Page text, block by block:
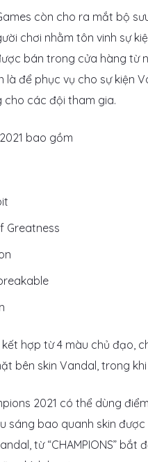
còn cho ra mắt bộ
chơi nhằm tôn vinh sự
bán trong cửa hàng từ
là để phục vụ cho sự kiện
cho các đội tham gia.
bao gồm
Greatness
kết hợp từ 4 màu chủ đạo,
bên skin Vandal, trong
2021 có thể dùng
sáng bao quanh skin
từ “CHAMPIONS”